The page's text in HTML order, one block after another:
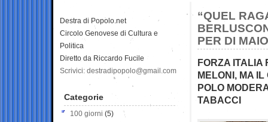
“QUEL
PER DI
FORZA ITALIA
MELONI, MA
POLO
TABACCI
Destra di Popolo.net
Circolo Genovese di Cultura e
Politica
Diretto da Riccardo Fucile
Scrivici: destradipopolo@gmail.com
Categorie
100 giorni (5)